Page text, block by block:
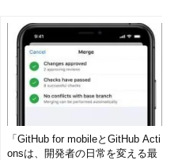
「GitHub for mobileとGitHub Acti
onsは、開発者の日常を変える最